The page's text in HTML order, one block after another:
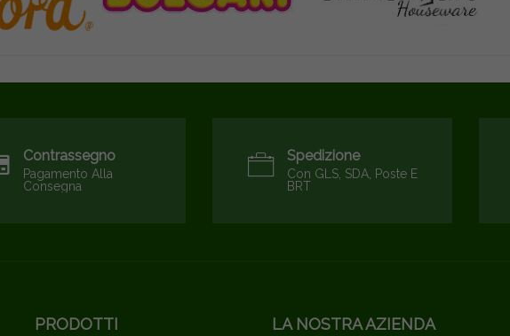
Contrassegno
Pagamento Alla
Consegna
Spedizione
Con GLS, SDA, Poste E
BRT
PRODOTTI LA NOSTRA AZIENDA